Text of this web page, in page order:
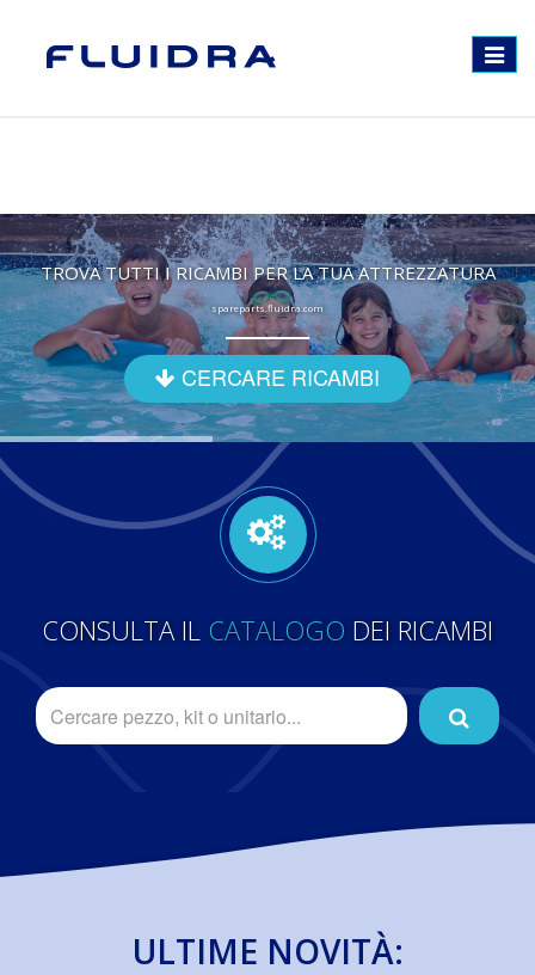
Toggle
TROVA TUTTI I RICAMBI PER LA TUA ATTREZZATURA
spareparts.fluidra.com
CERCARE RICAMBI
CONSULTA IL CATALOGO DEI RICAMBI
ULTIME NOVITÀ: